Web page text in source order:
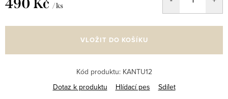
490 Kč / ks
cena:
VLOŽIT DO KOŠÍKU
Kód produktu: KANTU12
Dotaz k produktu
Hlídací pes Sdílet